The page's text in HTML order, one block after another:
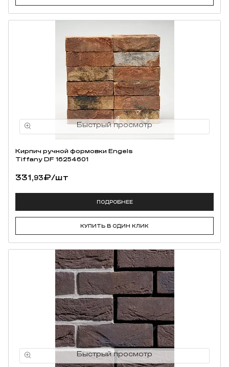
Кирпич ручной формовки Engels
Tiffany DF 16254601
331,93₽/шт
ПОДРОБНЕЕ
КУПИТЬ В ОДИН КЛИК